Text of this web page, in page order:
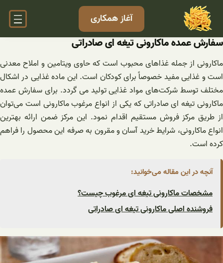
محتوا
آغاز همکاری
سفارش عمده ماکارونی تیغه ای صادراتی
ماکارونی از جمله غذاهای محبوب است که حاوی ویتامین و املاح معدنی
است و غذایی مفید خصوصاً برای کودکان است. این ماده غذایی در اشکال
مختلف توسط شرکت‌های مواد غذایی تولید می گردد. برای سفارش عمده
ماکارونی تیغه ای صادراتی که یکی از انواع مرغوب ماکارونی است می‌توان
از طریق مرکز فروش مستقیم اقدام نمود. این مرکز ضمن ارائه بهترین
انواع ماکارونی، شرایط خرید آسان و مقرون به صرفه این محصول را فراهم
کرده است.
آنچه در این مقاله می‌خوانید:
مشخصات ماکارونی تیغه ای مرغوب چیست؟
فروشنده اصلی ماکارونی تیغه ای صادراتی